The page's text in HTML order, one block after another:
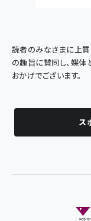
読者のみなさまに上
の趣旨に賛同し、媒体
おかげでございます。
ス